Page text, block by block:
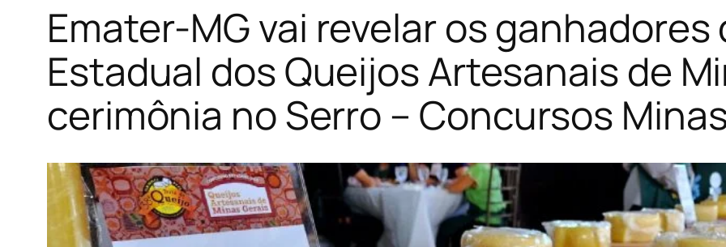
Emater-MG vai revelar os
Estadual dos Queijos Artesanais de
cerimônia no Serro – Concursos